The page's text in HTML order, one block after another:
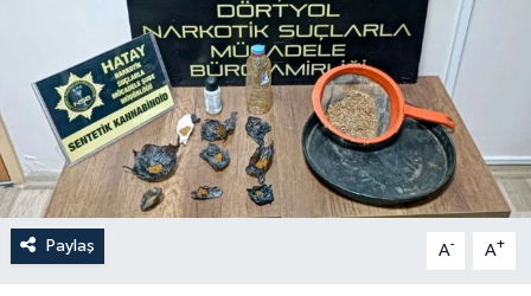
Paylaş A- A+